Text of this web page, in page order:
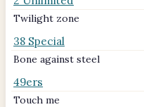
Twilight zone
38 Special
Bone against steel
49ers
Touch me